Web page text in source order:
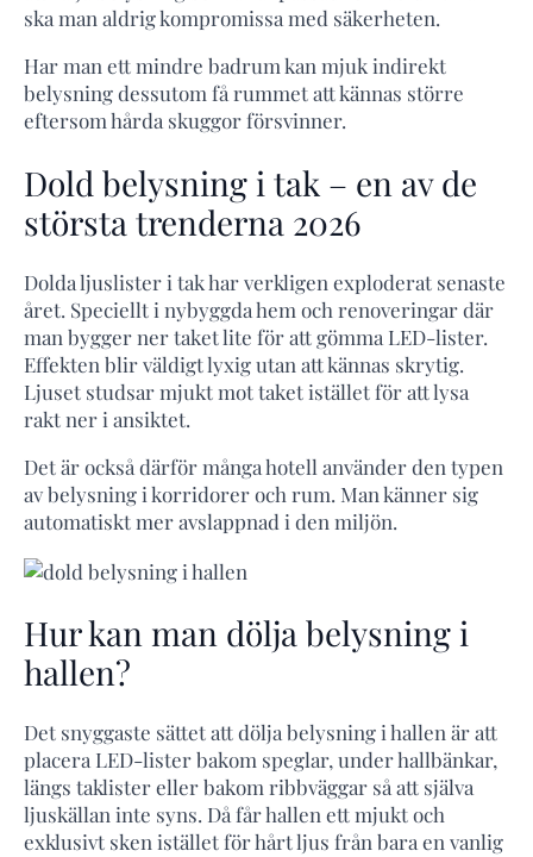
ska man aldrig kompromissa med säkerheten.
Har man ett mindre badrum kan mjuk indirekt
belysning dessutom få rummet att kännas större
eftersom hårda skuggor försvinner.
Dold belysning i tak – en av de
största trenderna 2026
Dolda ljuslister i tak har verkligen exploderat senaste
året. Speciellt i nybyggda hem och renoveringar där
man bygger ner taket lite för att gömma LED-lister.
Effekten blir väldigt lyxig utan att kännas skrytig.
Ljuset studsar mjukt mot taket istället för att lysa
rakt ner i ansiktet.
Det är också därför många hotell använder den typen
av belysning i korridorer och rum. Man känner sig
automatiskt mer avslappnad i den miljön.
Hur kan man dölja belysning i
hallen?
Det snyggaste sättet att dölja belysning i hallen är att
placera LED-lister bakom speglar, under hallbänkar,
längs taklister eller bakom ribbväggar så att själva
ljuskällan inte syns. Då får hallen ett mjukt och
exklusivt sken istället för hårt ljus från bara en vanlig